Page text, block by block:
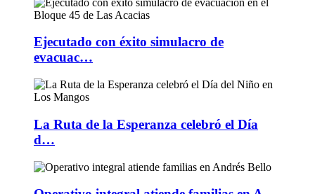
Ejecutado con éxito simulacro de
evacuac…
La Ruta de la Esperanza celebró el Día
d…